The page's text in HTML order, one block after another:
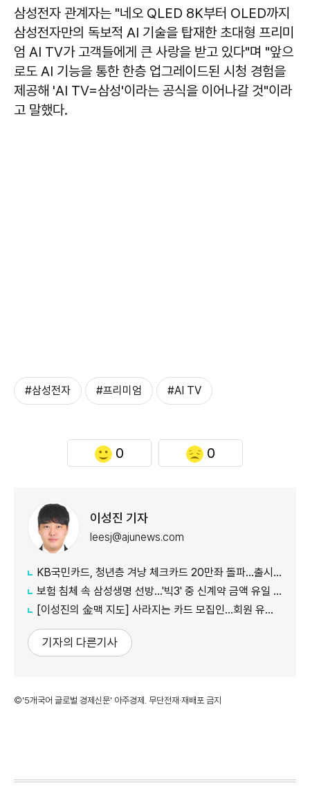
삼성전자 관계자는 "네오 QLED 8K부터 OLED까지
삼성전자만의 독보적 AI 기술을 탑재한 초대형 프리미
엄 AI TV가 고객들에게 큰 사랑을 받고 있다"며 "앞으
로도 AI 기능을 통한 한층 업그레이드된 시청 경험을
제공해 'AI TV=삼성'이라는 공식을 이어나갈 것"이라
고 말했다.
#삼성전자 #프리미엄 #AI TV
0 0
이성진 기자
leesj@ajunews.com
KB국민카드, 청년층 겨냥 체크카드 20만좌 돌파…출시 8개월만
보험 침체 속 삼성생명 선방…'빅3' 중 신계약 금액 유일 증가
[이성진의 金맥 지도] 사라지는 카드 모집인…회원 유치도 '디지털 전환'
기자의 다른기사
©'5개국어 글로벌 경제신문' 아주경제. 무단전재·재배포 금지